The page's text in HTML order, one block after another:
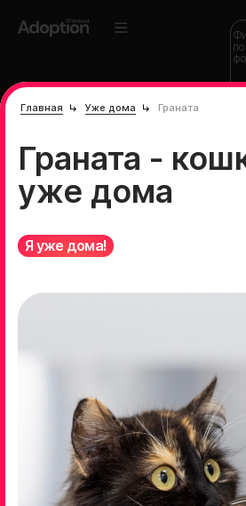
Главная Уже дома Граната
Граната -
уже дома
Я уже дома!